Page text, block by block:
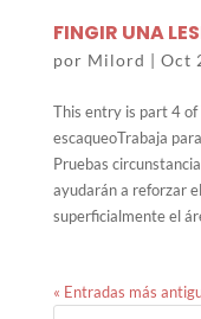
FINGIR UNA
por Milord | Oct
This entry is part 4
escaqueoTrabaja
Pruebas
ayudarán a reforzar
superficialmente el
« Entradas más